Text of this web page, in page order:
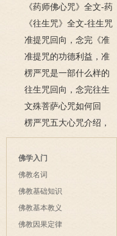
《药师佛心咒》全文-药
师咒原文注音及释义
《往生咒》全文-往生咒
注音及浅释
准提咒回向，念完《准
提咒》该如何回向？
准提咒的功德利益，准
提咒功德利益大全
楞严咒是一部什么样的
经文？楞严咒经文
往生咒回向，念完往生
咒要怎么回向？
文殊菩萨心咒如何回
向？文殊菩萨心咒回向
楞严咒五大心咒介绍，
持五大心咒的作用
佛学入门
佛教名词
佛教基础知识
佛教基本教义
佛教因果定律